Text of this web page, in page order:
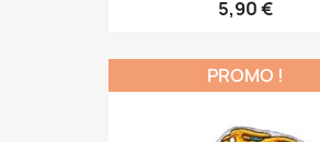
5,90 €
PROMO !